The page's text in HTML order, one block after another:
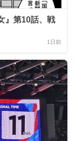
』第10話、戦
1日前